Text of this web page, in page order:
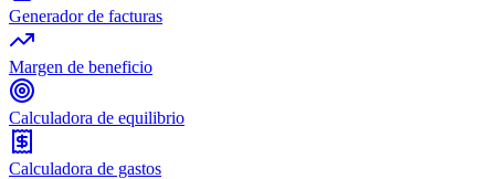
Generador de facturas
Margen de beneficio
Calculadora de equilibrio
Calculadora de gastos